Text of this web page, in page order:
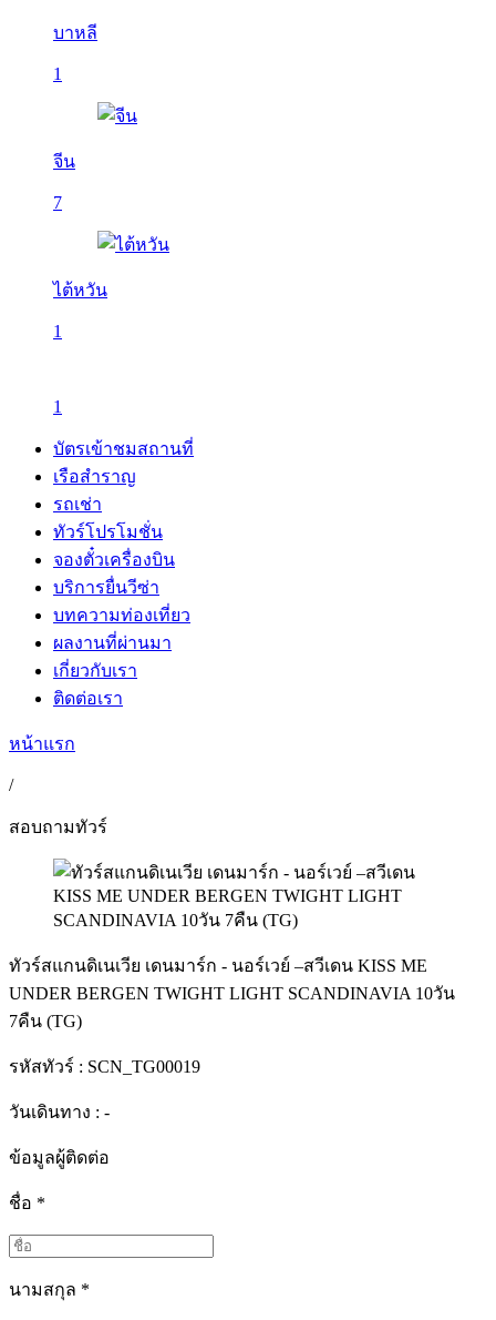
บาหลี
1
จีน
7
ไต้หวัน
1
1
บัตรเข้าชมสถานที่
เรือสำราญ
รถเช่า
ทัวร์โปรโมชั่น
จองตั๋วเครื่องบิน
บริการยื่นวีซ่า
บทความท่องเที่ยว
ผลงานที่ผ่านมา
เกี่ยวกับเรา
ติดต่อเรา
หน้าแรก
/
สอบถามทัวร์
ทัวร์สแกนดิเนเวีย เดนมาร์ก - นอร์เวย์ –สวีเดน KISS ME
UNDER BERGEN TWIGHT LIGHT SCANDINAVIA 10วัน
7คืน (TG)
รหัสทัวร์ : SCN_TG00019
วันเดินทาง : -
ข้อมูลผู้ติดต่อ
ชื่อ *
นามสกุล *